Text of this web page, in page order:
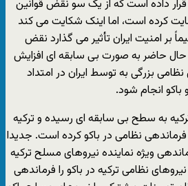
داده است که از یک سو نقض قوانین
کرده است، اما اینک شکایت می کند
بر امنیت ایران تأثیر می گذارد نقض
حاضر به صورت بی سابقه ای افزایش
بزرگی به توسط ایران در امتداد
انجام شود.
به سطح بی سابقه ای رسیده و ترکیه
نظامی در باکو کرده است. جدیدا
ویژه نماینده نیروهای مسلح ترکیه
نظامی ترکیه در باکو را فرماندهی